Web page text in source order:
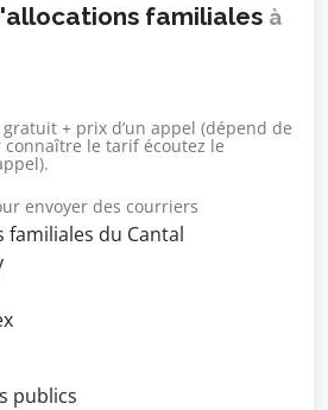
familiales à
+ prix d’un appel (dépend de
le tarif écoutez le
envoyer des courriers
familiales du Cantal
publics